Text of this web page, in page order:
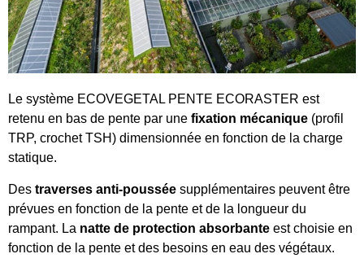
Le système ECOVEGETAL PENTE ECORASTER est
retenu en bas de pente par une fixation mécanique (profil
TRP, crochet TSH) dimensionnée en fonction de la charge
statique.
Des traverses anti-poussée supplémentaires peuvent être
prévues en fonction de la pente et de la longueur du
rampant. La natte de protection absorbante est choisie en
fonction de la pente et des besoins en eau des végétaux.